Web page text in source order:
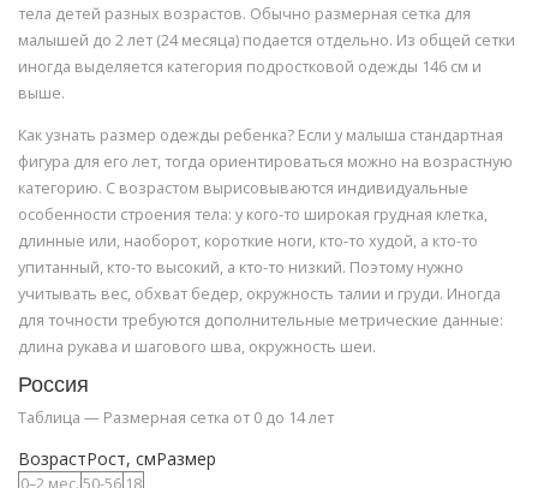
тела детей разных возрастов. Обычно размерная сетка для
малышей до 2 лет (24 месяца) подается отдельно. Из общей сетки
иногда выделяется категория подростковой одежды 146 см и
выше.
Как узнать размер одежды ребенка? Если у малыша стандартная
фигура для его лет, тогда ориентироваться можно на возрастную
категорию. С возрастом вырисовываются индивидуальные
особенности строения тела: у кого-то широкая грудная клетка,
длинные или, наоборот, короткие ноги, кто-то худой, а кто-то
упитанный, кто-то высокий, а кто-то низкий. Поэтому нужно
учитывать вес, обхват бедер, окружность талии и груди. Иногда
для точности требуются дополнительные метрические данные:
длина рукава и шагового шва, окружность шеи.
Россия
Таблица — Размерная сетка от 0 до 14 лет
ВозрастРост, смРазмер
0–2 мес. 50-56 18